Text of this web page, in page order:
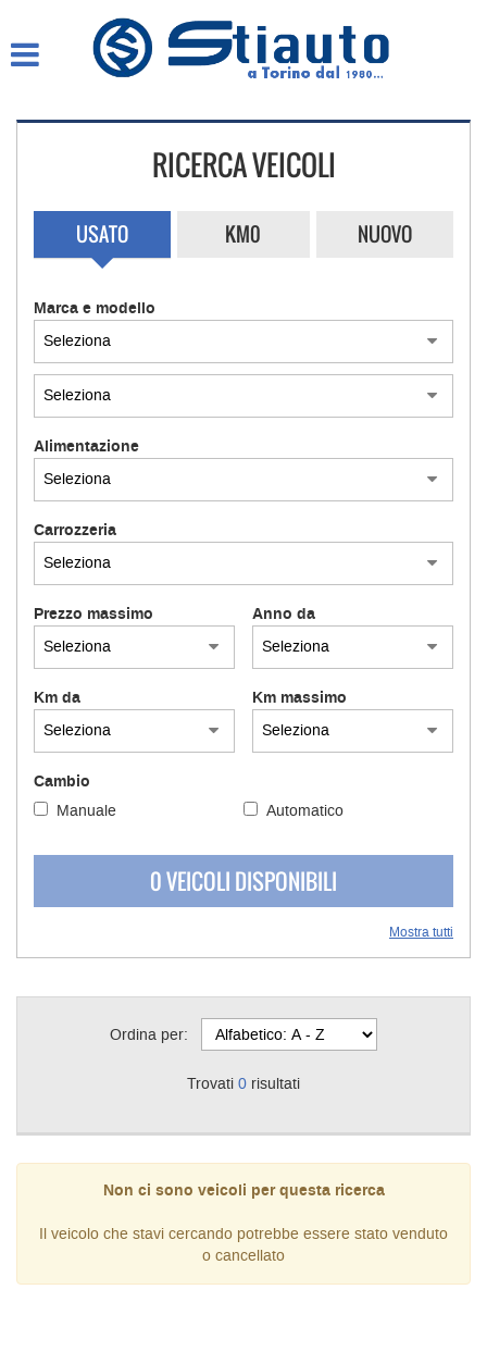
COMPRO AUTO SUBITO
GARANZIA 12 MESI
CONTATTI E ORARI
RICERCA VEICOLI
USATO KM0 NUOVO
Marca e modello
Alimentazione
Carrozzeria
Prezzo massimo Anno da
Km da Km massimo
Cambio
Manuale Automatico
0 VEICOLI DISPONIBILI
Mostra tutti
Ordina per:
Trovati 0 risultati
Non ci sono veicoli per questa ricerca
Il veicolo che stavi cercando potrebbe essere stato venduto
o cancellato